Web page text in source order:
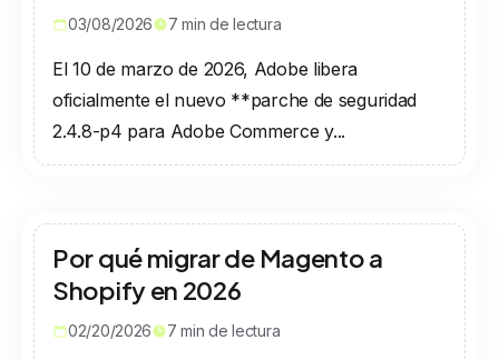
03/08/2026 7 min de lectura
El 10 de marzo de 2026, Adobe libera
oficialmente el nuevo **parche de seguridad
2.4.8-p4 para Adobe Commerce y...
Por qué migrar de Magento a
Shopify en 2026
02/20/2026 7 min de lectura